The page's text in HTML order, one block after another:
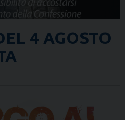
4 AGOSTO